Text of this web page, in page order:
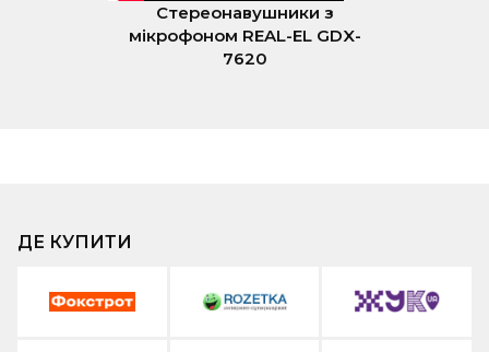
Стереонавушники з
мікрофоном REAL-EL GDX-
7620
ДЕ КУПИТИ